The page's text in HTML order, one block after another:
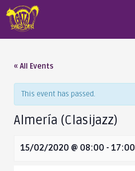
« All Events
This event has passed.
Almería (Clasijazz)
15/02/2020 @ 08:00 - 17:00